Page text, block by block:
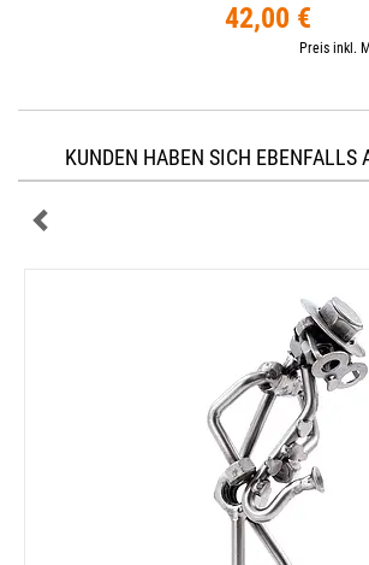
42,00 €
Preis inkl.
KUNDEN HABEN SICH EBENFALLS